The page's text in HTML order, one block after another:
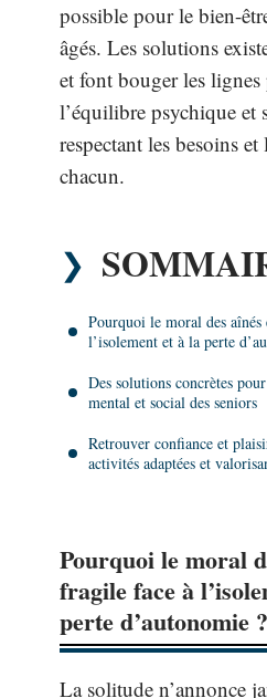
possible pour le bien-
âgés. Les solutions
et font bouger les
l’équilibre psychique et
respectant les besoins
chacun.
Pourquoi le moral des
l’isolement et à la perte
Des solutions concrètes
mental et social des seniors
Retrouver confiance et
activités adaptées et
Pourquoi le moral
fragile face à
perte d’autonomie ?
La solitude n’annonce